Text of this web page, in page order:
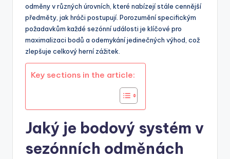
odměny v různých úrovních, které nabízejí stále cennější
předměty, jak hráči postupují. Porozumění specifickým
požadavkům každé sezónní události je klíčové pro
maximalizaci bodů a odemykání jedinečných výhod, což
zlepšuje celkový herní zážitek.
Key sections in the article:
Jaký je bodový systém v
sezónních odměnách